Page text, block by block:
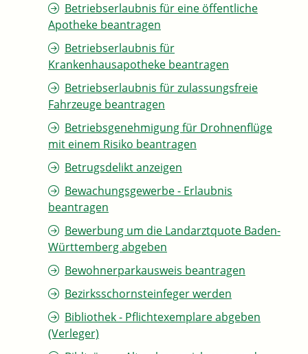
Betriebserlaubnis für eine öffentliche
Apotheke beantragen
Betriebserlaubnis für
Krankenhausapotheke beantragen
Betriebserlaubnis für zulassungsfreie
Fahrzeuge beantragen
Betriebsgenehmigung für Drohnenflüge
mit einem Risiko beantragen
Betrugsdelikt anzeigen
Bewachungsgewerbe - Erlaubnis
beantragen
Bewerbung um die Landarztquote Baden-
Württemberg abgeben
Bewohnerparkausweis beantragen
Bezirksschornsteinfeger werden
Bibliothek - Pflichtexemplare abgeben
(Verleger)